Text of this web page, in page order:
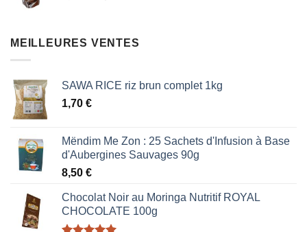
était : est :
MEILLEURES VENTES
SAWA RICE riz brun complet 1kg
1,70 €
Mëndim Me Zon : 25 Sachets d'Infusion à Base
d'Aubergines Sauvages 90g
8,50 €
Chocolat Noir au Moringa Nutritif ROYAL
CHOCOLATE 100g